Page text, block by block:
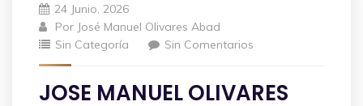
24 Junio, 2026
Por José Manuel Olivares Abad
Sin Categoría
Sin Comentarios
JOSE MANUEL OLIVARES